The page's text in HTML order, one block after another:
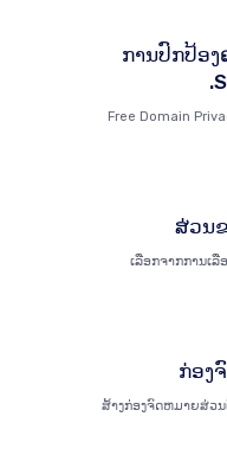
ການປົກປ້ອ
Free Domain
ສ່ວນ
ເລືອກຈາກການເ
ກ່ອງ
ສ້າງກ່ອງຈົດຫມາຍສ່ວນ